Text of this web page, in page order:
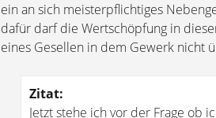
ein an sich meisterpflichtiges
dafür darf die Wertschöpfung in
eines Gesellen in dem Gewerk nicht
Zitat:
Jetzt stehe ich vor der Frage ob